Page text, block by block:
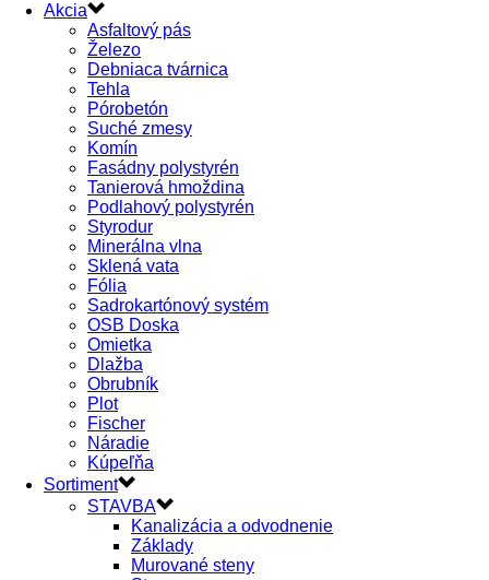
Akcia
Asfaltový pás
Železo
Debniaca tvárnica
Tehla
Pórobetón
Suché zmesy
Komín
Fasádny polystyrén
Tanierová hmoždina
Podlahový polystyrén
Styrodur
Minerálna vlna
Sklená vata
Fólia
Sadrokartónový systém
OSB Doska
Omietka
Dlažba
Obrubník
Plot
Fischer
Náradie
Kúpeľňa
Sortiment
STAVBA
Kanalizácia a odvodnenie
Základy
Murované steny